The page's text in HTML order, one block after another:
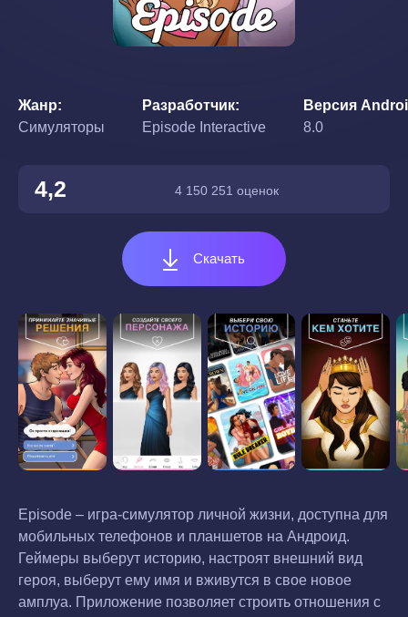
Жанр
Симуляторы
Разработчик
Episode Interactive
Версия
8.0
4,2 4 150 251 оценок
Скачать
Episode – игра-симулятор личной жизни, доступна для
мобильных телефонов и планшетов на Андроид.
Геймеры выберут историю, настроят внешний вид
героя, выберут ему имя и вживутся в свое новое
амплуа. Приложение позволяет строить отношения с